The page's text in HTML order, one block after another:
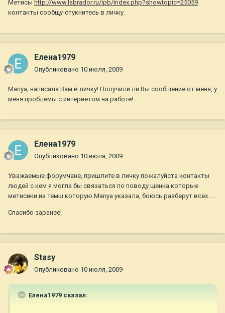
Метисы http://www.labrador.ru/ipb/index.php?showtopic=25059
контакты сообщу-стукнитесь в личку.
Елена1979
Опубликовано 10 июля, 2009
Manya, написала Вам в личку! Получили ли Вы сообщение от меня, у
меня проблемы с интернетом на работе!
Елена1979
Опубликовано 10 июля, 2009
Уважаемые форумчане, пришлите в личку пожалуйста контакты
людей с кем я могла бы связаться по поводу щенка которые
метисики из темы которую Manya указала, боюсь разберут всех.....
Спасибо заранее!
Stasy
Опубликовано 10 июля, 2009
Елена1979 сказал: